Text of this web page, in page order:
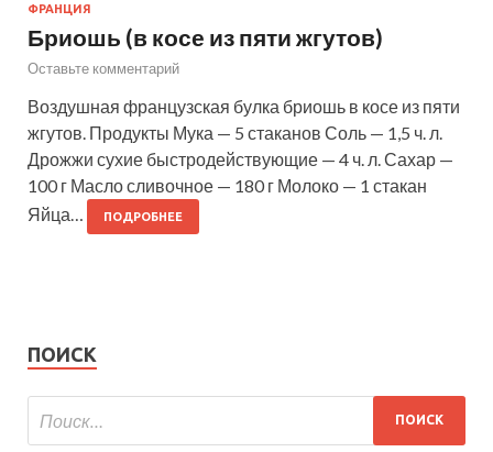
ФРАНЦИЯ
Бриошь (в косе из пяти жгутов)
Оставьте комментарий
Воздушная французская булка бриошь в косе из пяти
жгутов. Продукты Мука — 5 стаканов Соль — 1,5 ч. л.
Дрожжи сухие быстродействующие — 4 ч. л. Сахар —
100 г Масло сливочное — 180 г Молоко — 1 стакан
Яйца…
ПОДРОБНЕЕ
ПОИСК